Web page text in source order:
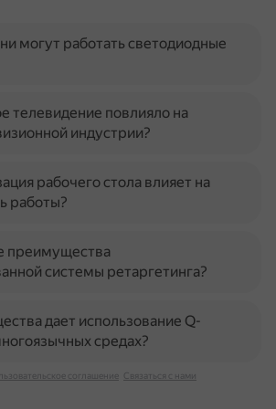
могут работать светодиодные
телевидение повлияло на
индустрии?
рабочего стола влияет на
работы?
преимущества
системы ретаргетинга?
дает использование Q-
средах?
соглашение Связаться с нами